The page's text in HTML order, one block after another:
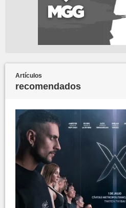
Artículos
recomendados